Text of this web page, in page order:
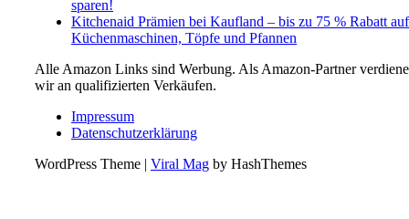
sparen!
Kitchenaid Prämien bei Kaufland – bis zu 75 % Rabatt auf
Küchenmaschinen, Töpfe und Pfannen
Alle Amazon Links sind Werbung. Als Amazon-Partner
wir an qualifizierten Verkäufen.
Impressum
Datenschutzerklärung
WordPress Theme | Viral Mag by HashThemes